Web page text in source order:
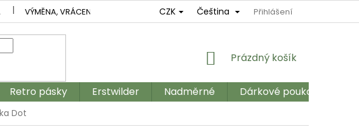
VÝMĚNA, VRÁCENÍ REKLAMAČNÍ ŘÁD OBCHODNÍ PODMÍNKY
CZK Čeština Přihlášení
NÁKUPNÍ
Prázdný košík
Retro pásky Erstwilder Nadměrné Dárkové poukazy
Dot